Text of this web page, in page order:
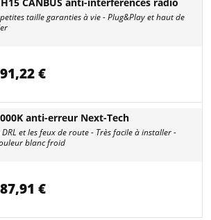
taille garanties à vie - Plug&Play et haut de
91,22 €
anti-erreur Next-Tech
et les feux de route - Très facile à installer -
blanc froid
87,91 €